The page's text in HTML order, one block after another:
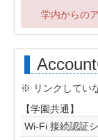
学内からの
※ リンクしてい
【学園共通】
Wi-Fi 接続認証